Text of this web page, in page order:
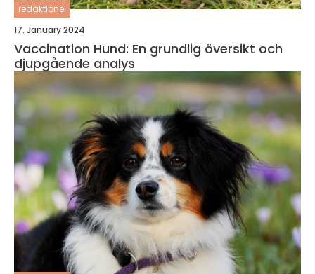
redaktionel
17. January 2024
Vaccination Hund: En grundlig översikt och
djupgående analys